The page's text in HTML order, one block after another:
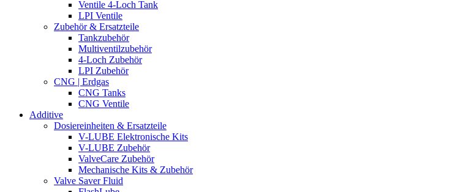
Ventile 4-Loch Tank
LPI Ventile
Zubehör & Ersatzteile
Tankzubehör
Multiventilzubehör
4-Loch Zubehör
LPI Zubehör
CNG | Erdgas
CNG Tanks
CNG Ventile
Additive
Dosiereinheiten & Ersatzteile
V-LUBE Elektronische Kits
V-LUBE Zubehör
ValveCare Zubehör
Mechanische Kits & Zubehör
Valve Saver Fluid